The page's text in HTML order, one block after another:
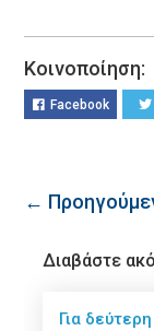
Κοινοποίηση:
Facebook
←
Διαβάστε
Για